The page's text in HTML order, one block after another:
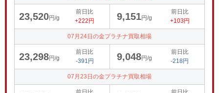
23,520円/g
前日比
+222円
9,151円/g
前日比
+103円
07月24日の金プラチナ買取相場
23,298円/g
前日比
-391円
9,048円/g
前日比
-218円
07月23日の金プラチナ買取相場